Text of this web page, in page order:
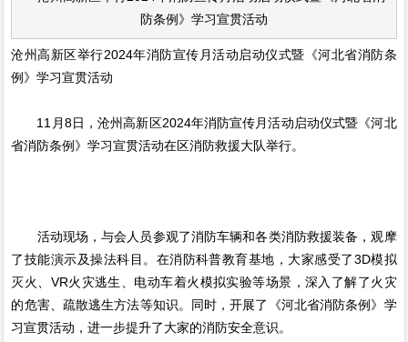
沧州高新区举行2024年消防宣传月活动启动仪式暨《河北省消防条
例》学习宣贯活动
11月8日，沧州高新区2024年消防宣传月活动启动仪式暨《河北
省消防条例》学习宣贯活动在区消防救援大队举行。
活动现场，与会人员参观了消防车辆和各类消防救援装备，观摩
了技能演示及操法科目。在消防科普教育基地，大家感受了3D模拟
灭火、VR火灾逃生、电动车着火模拟实验等场景，深入了解了火灾
的危害、疏散逃生方法等知识。同时，开展了《河北省消防条例》学
习宣贯活动，进一步提升了大家的消防安全意识。